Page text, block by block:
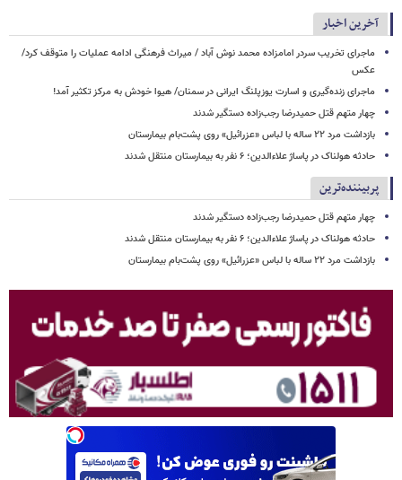
آخرین اخبار
ماجرای تخریب سردر امامزاده محمد نوش ‌آباد / میراث فرهنگی ادامه عملیات را متوقف کرد/
عکس
ماجرای زنده‌گیری و اسارت یوزپلنگ ایرانی در سمنان/ هیوا خودش به مرکز تکثیر آمد!
چهار متهم قتل حمیدرضا رجب‌زاده دستگیر شدند
بازداشت مرد ۲۲ ساله با لباس «عزرائیل» روی پشت‌بام بیمارستان
حادثه هولناک در پاساژ علاءالدین؛ ۶ نفر به بیمارستان منتقل شدند
پربیننده‌ترین
چهار متهم قتل حمیدرضا رجب‌زاده دستگیر شدند
حادثه هولناک در پاساژ علاءالدین؛ ۶ نفر به بیمارستان منتقل شدند
بازداشت مرد ۲۲ ساله با لباس «عزرائیل» روی پشت‌بام بیمارستان